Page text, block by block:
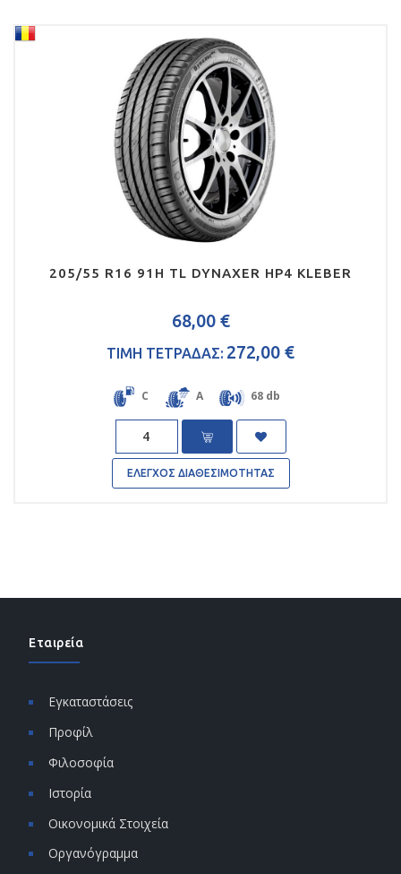
205/55 R16 91H TL DYNAXER HP4 KLEBER
68,00 €
ΤΙΜΗ ΤΕΤΡΑΔΑΣ: 272,00 €
C A 68 db
Quantity
ΕΛΕΓΧΟΣ ΔΙΑΘΕΣΙΜΟΤΗΤΑΣ
Εταιρεία
Εγκαταστάσεις
Προφίλ
Φιλοσοφία
Ιστορία
Οικονομικά Στοιχεία
Οργανόγραμμα